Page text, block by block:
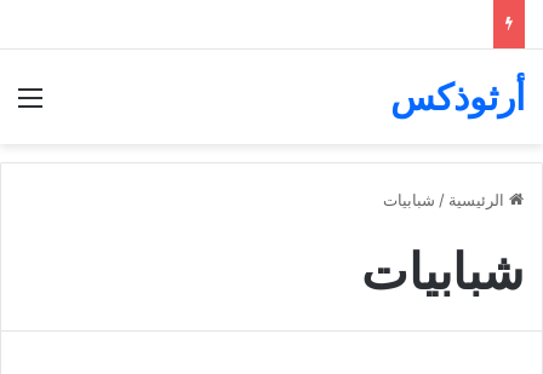
أرثوذكس
الرئيسية / شبابيات
شبابيات